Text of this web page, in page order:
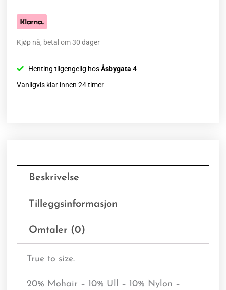
Kjøp nå, betal om 30 dager
Henting tilgengelig hosÅsbygata 4
Vanligvis klar innen 24 timer
Beskrivelse
Tilleggsinformasjon
Omtaler (0)
True to size.
20% Mohair – 10% Ull – 10% Nylon –